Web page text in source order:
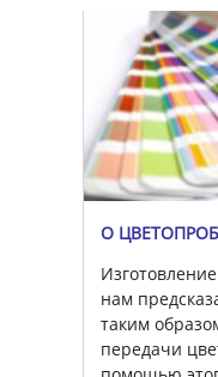
О
нам
таким
передачи